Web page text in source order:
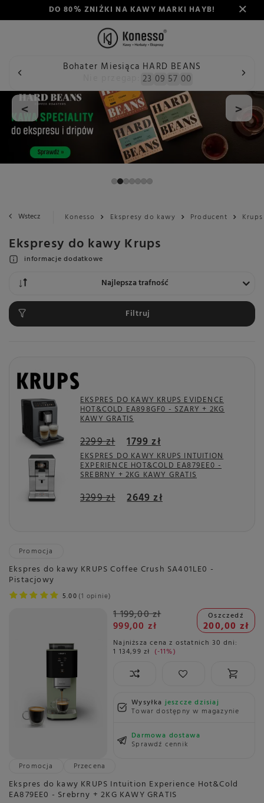
DO 80% ZNIŻKI NA KAWY MARKI HAYB!
Bohater Miesiąca HARD BEANS
23 09 56 59
< >
Wstecz Konesso Ekspresy do kawy Producent Krups
Ekspresy do kawy Krups
informacje dodatkowe
Zmień sortowanie
Najlepsza trafność
Filtruj
EKSPRES DO KAWY KRUPS EVIDENCE
HOT&COLD EA898GF0 - SZARY + 2KG
KAWY GRATIS
2299 zł 1799 zł
EKSPRES DO KAWY KRUPS INTUITION
EXPERIENCE HOT&COLD EA879EE0 -
SREBRNY + 2KG KAWY GRATIS
3299 zł 2649 zł
Promocja
Ekspres do kawy KRUPS Coffee Crush SA401LE0 -
Pistacjowy
5.00 1 opinie
1 199,00 zł
999,00 zł
Oszczedź
200,00 zł
Najniższa cena z ostatnich 30 dni:
1 134,99 zł -11%
Wysyłkajeszcze dzisiaj
Towar dostępny w magazynie
Darmowa dostawa
Sprawdź cennik
Promocja
Przecena
Ekspres do kawy KRUPS Intuition Experience Hot&Cold
EA879EE0 - Srebrny + 2KG KAWY GRATIS